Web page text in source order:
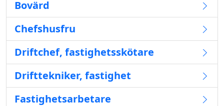
Bovärd
Chefshusfru
Driftchef, fastighetsskötare
Drifttekniker, fastighet
Fastighetsarbetare